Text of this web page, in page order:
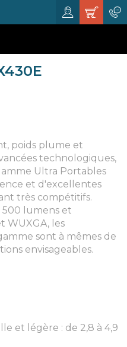
poids plume et
technologiques,
Ultra Portables
et d'excellentes
très compétitifs.
500 lumens et
WUXGA, les
sont à mêmes de
envisageables.
et légère : de 2,8 à 4,9